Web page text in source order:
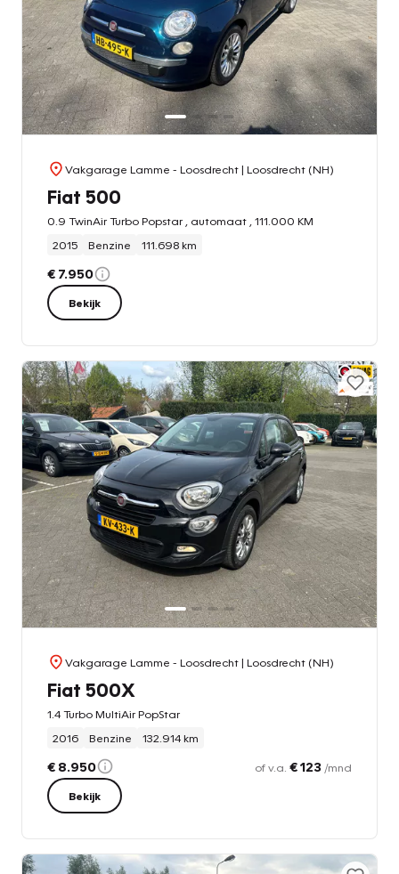
Vakgarage Lamme - Loosdrecht| Loosdrecht (NH)
Fiat 500
0.9 TwinAir Turbo Popstar , automaat , 111.000 KM
2015
Benzine 111.698 km
€ 7.950
Bekijk
Vakgarage Lamme - Loosdrecht| Loosdrecht (NH)
Fiat 500X
1.4 Turbo MultiAir PopStar
2016
Benzine 132.914 km
€ 8.950 of v.a. € 123 /mnd
Bekijk